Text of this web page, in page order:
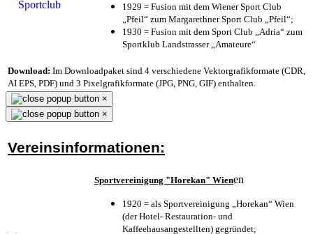
1929 = Fusion mit dem Wiener Sport Club
„Pfeil“ zum Margarethner Sport Club „Pfeil“;
1930 = Fusion mit dem Sport Club „Adria“ zum
Sportklub Landstrasser „Amateure“
Download: Im Downloadpaket sind 4 verschiedene Vektorgrafikformate (CDR,
AI EPS, PDF) und 3 Pixelgrafikformate (JPG, PNG, GIF) enthalten.
×
×
Vereinsinformationen:
Sportvereinigung "Horekan" Wienen
1920 = als Sportvereinigung „Horekan“ Wien
(der Hotel- Restauration- und
Kaffeehausangestellten) gegründet;